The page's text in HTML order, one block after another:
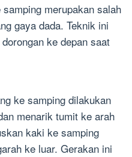
merupakan salah
gaya dada. Teknik ini
ke depan saat
ke samping dilakukan
menarik tumit ke arah
kaki ke samping
ke luar. Gerakan ini